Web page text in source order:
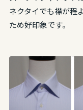
ネクタイでも襟が程
ため好印象です。